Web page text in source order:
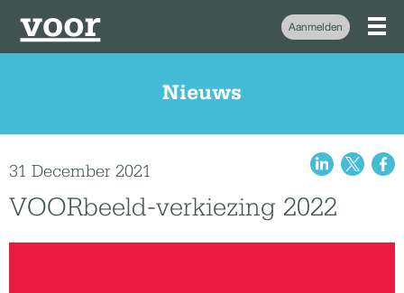
Aanmelden
Nieuws
31 December 2021
VOORbeeld-verkiezing 2022